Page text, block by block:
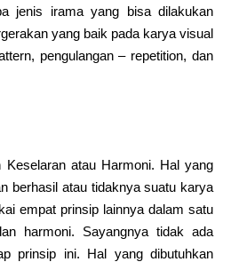
jenis irama yang bisa dilakukan
yang baik pada karya visual
pengulangan – repetition, dan
Keselaran atau Harmoni. Hal yang
berhasil atau tidaknya suatu karya
empat prinsip lainnya dalam satu
harmoni. Sayangnya tidak ada
prinsip ini. Hal yang dibutuhkan